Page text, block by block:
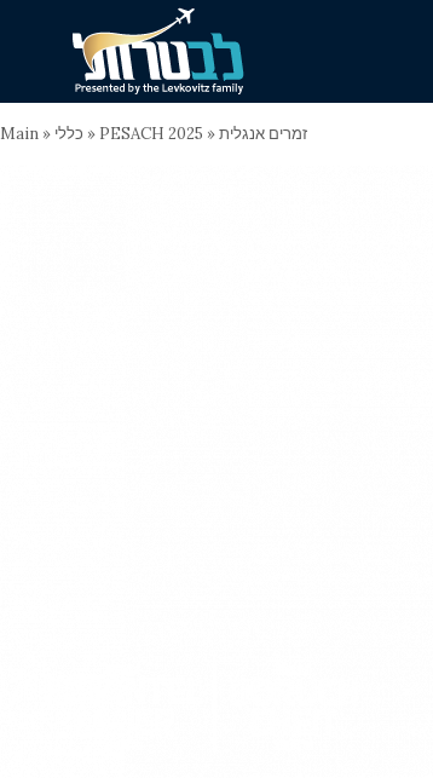
Main » כללי » PESACH 2025 »זמרים אנגלית